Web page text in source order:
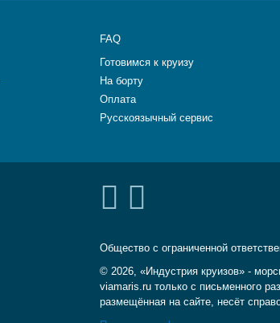
FAQ
Готовимся к круизу
На борту
Оплата
Русскоязычный сервис
Общество с ограниченной
© 2026, «Индустрия круизов» -
viamaris.ru только с письменного
размещённая на сайте, несёт